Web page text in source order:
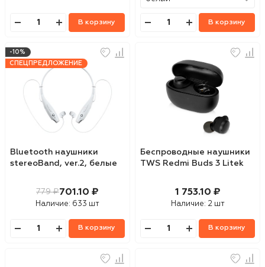
В корзину В корзину
-10%
СПЕЦПРЕДЛОЖЕНИЕ
Bluetooth наушники
stereoBand, ver.2, белые
779 ₽701.10 ₽
Наличие: 633 шт
В корзину
Беспроводные наушники
TWS Redmi Buds 3 Litek
1 753.10 ₽
Наличие: 2 шт
В корзину